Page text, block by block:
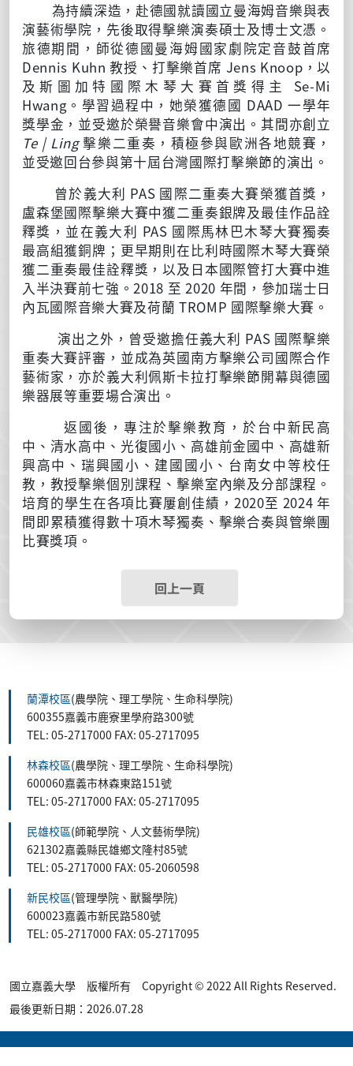
為持續深造，赴德國就讀國立曼海姆音樂與表
演藝術學院，先後取得擊樂演奏碩士及博士文憑。
旅德期間，師從德國曼海姆國家劇院定音鼓首席
Dennis Kuhn 教授、打擊樂首席 Jens Knoop，以
及斯圖加特國際木琴大賽首獎得主 Se-Mi
Hwang。學習過程中，她榮獲德國 DAAD 一學年
獎學金，並受邀於榮譽音樂會中演出。其間亦創立
Te | Ling 擊樂二重奏，積極參與歐洲各地競賽，
並受邀回台參與第十屆台灣國際打擊樂節的演出。
曾於義大利 PAS 國際二重奏大賽榮獲首獎，
盧森堡國際擊樂大賽中獲二重奏銀牌及最佳作品詮
釋獎，並在義大利 PAS 國際馬林巴木琴大賽獨奏
最高組獲銅牌；更早期則在比利時國際木琴大賽榮
獲二重奏最佳詮釋獎，以及日本國際管打大賽中進
入半決賽前七強。2018 至 2020 年間，參加瑞士日
內瓦國際音樂大賽及荷蘭 TROMP 國際擊樂大賽。
演出之外，曾受邀擔任義大利 PAS 國際擊樂
重奏大賽評審，並成為英國南方擊樂公司國際合作
藝術家，亦於義大利佩斯卡拉打擊樂節開幕與德國
樂器展等重要場合演出。
返國後，專注於擊樂教育，於台中新民高
中、清水高中、光復國小、高雄前金國中、高雄新
興高中、瑞興國小、建國國小、台南女中等校任
教，教授擊樂個別課程、擊樂室內樂及分部課程。
培育的學生在各項比賽屢創佳績，2020至 2024年
間即累積獲得數十項木琴獨奏、擊樂合奏與管樂團
比賽獎項。
回上一頁
蘭潭校區(農學院、理工學院、生命科學院)
600355嘉義市鹿寮里學府路300號
TEL: 05-2717000 FAX: 05-2717095
林森校區(農學院、理工學院、生命科學院)
600060嘉義市林森東路151號
TEL: 05-2717000 FAX: 05-2717095
民雄校區(師範學院、人文藝術學院)
621302嘉義縣民雄鄉文隆村85號
TEL: 05-2717000 FAX: 05-2060598
新民校區(管理學院、獸醫學院)
600023嘉義市新民路580號
TEL: 05-2717000 FAX: 05-2717095
國立嘉義大學 版權所有 Copyright © 2022 All Rights Reserved.
最後更新日期：2026.07.28